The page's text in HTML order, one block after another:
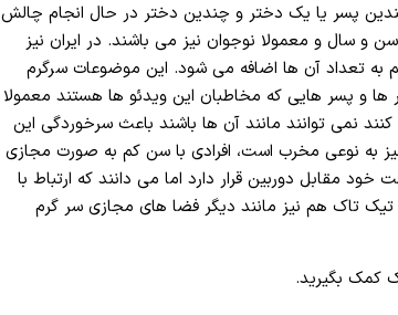
پسر یا یک دختر و چندین دختر در حال انجام چالش
و سال و معمولا نوجوان نیز می باشند. در ایران نیز
به تعداد آن ها اضافه می شود. این موضوعات سرگرم
ها و پسر هایی که مخاطبان این ویدئو ها هستند معمولا
نمی توانند مانند آن ها باشند باعث سرخوردگی این
به نوعی مخرب است، افرادی با سن کم به صورت مجازی
مقابل دوربین قرار دارد اما می دانند که ارتباط با
تاک هم نیز مانند دیگر فضا های مجازی سر گرم
کمک بگیرید.